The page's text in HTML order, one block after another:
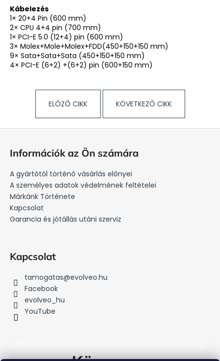
Kábelezés
1× 20+4 Pin (600 mm)
2× CPU 4+4 pin (700 mm)
1× PCI-E 5.0 (12+4) pin (600 mm)
3× Molex+Mole+Molex+FDD(450+150+150 mm)
9× Sata+Sata+Sata (450+150+150 mm)
4× PCI-E (6+2) +(6+2) pin (600+150 mm)
ELŐZŐ CIKK KÖVETKEZŐ CIKK
Információk az Ön számára
A gyártótól történő vásárlás előnyei
A személyes adatok védelmének feltételei
Márkánk Története
Kapcsolat
Garancia és jótállás utáni szerviz
Kapcsolat
tamogatas@evolveo.hu
Facebook
evolveo_hu
YouTube